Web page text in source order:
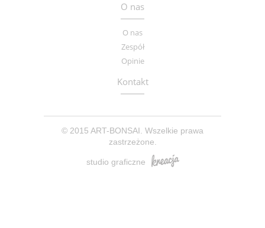
O nas
O nas
Zespół
Opinie
Kontakt
© 2015 ART-BONSAI. Wszelkie prawa
zastrzeżone.
studio graficzne